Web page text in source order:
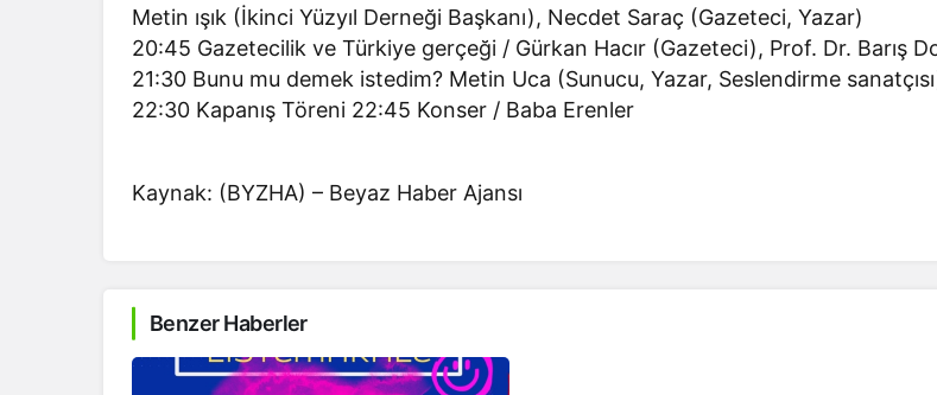
Metin ışık (İkinci Yüzyıl Derneği Başkanı), Necdet Saraç (Gazeteci, Yazar)
20:45 Gazetecilik ve Türkiye gerçeği / Gürkan Hacır (Gazeteci), Prof. Dr. Barış
21:30 Bunu mu demek istedim? Metin Uca (Sunucu, Yazar, Seslendirme
22:30 Kapanış Töreni 22:45 Konser / Baba Erenler
Kaynak: (BYZHA) – Beyaz Haber Ajansı
Benzer Haberler